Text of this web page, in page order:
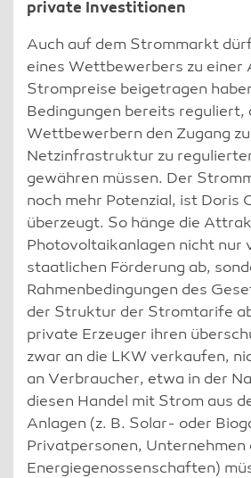
private Investitionen
Auch auf dem Strommarkt
eines Wettbewerbers zu einer
Strompreise beigetragen
Bedingungen bereits reguliert,
Wettbewerbern den Zugang
Netzinfrastruktur zu
gewähren müssen. Der
noch mehr Potenzial, ist Doris
überzeugt. So hänge die
Photovoltaikanlagen nicht nur
staatlichen Förderung ab,
Rahmenbedingungen des
der Struktur der Stromtarife
private Erzeuger ihren
zwar an die LKW verkaufen,
an Verbraucher, etwa in der
diesen Handel mit Strom aus
Anlagen (z. B. Solar- oder
Privatpersonen, Unternehmen
Energiegenossenschaften)